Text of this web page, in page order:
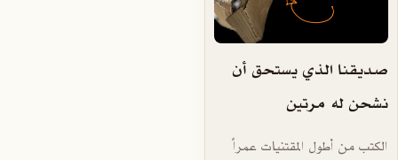
صديقنا الذي يستحق أن
نشحن له مرتين
الكتب من أطول المقتنيات عمراً